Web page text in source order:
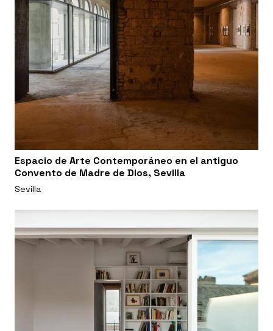
Espacio de Arte Contemporáneo en el antiguo
Convento de Madre de Dios, Sevilla
Sevilla